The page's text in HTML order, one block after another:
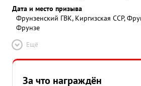
Дата и место призыва
Фрунзенский ГВК, Киргизская ССР,
Фрунзе
Ещё
За что награждён